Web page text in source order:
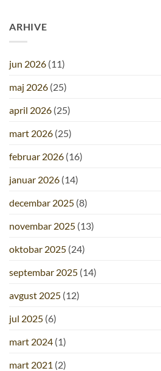
ARHIVE
jun 2026 (11)
maj 2026 (25)
april 2026 (25)
mart 2026 (25)
februar 2026 (16)
januar 2026 (14)
decembar 2025 (8)
novembar 2025 (13)
oktobar 2025 (24)
septembar 2025 (14)
avgust 2025 (12)
jul 2025 (6)
mart 2024 (1)
mart 2021 (2)